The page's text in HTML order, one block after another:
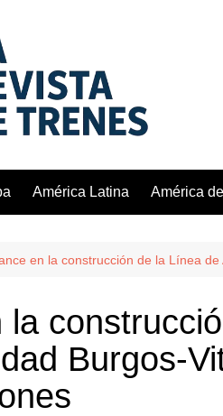
América Latina América
en la construcción de la Línea
la
Burgos-